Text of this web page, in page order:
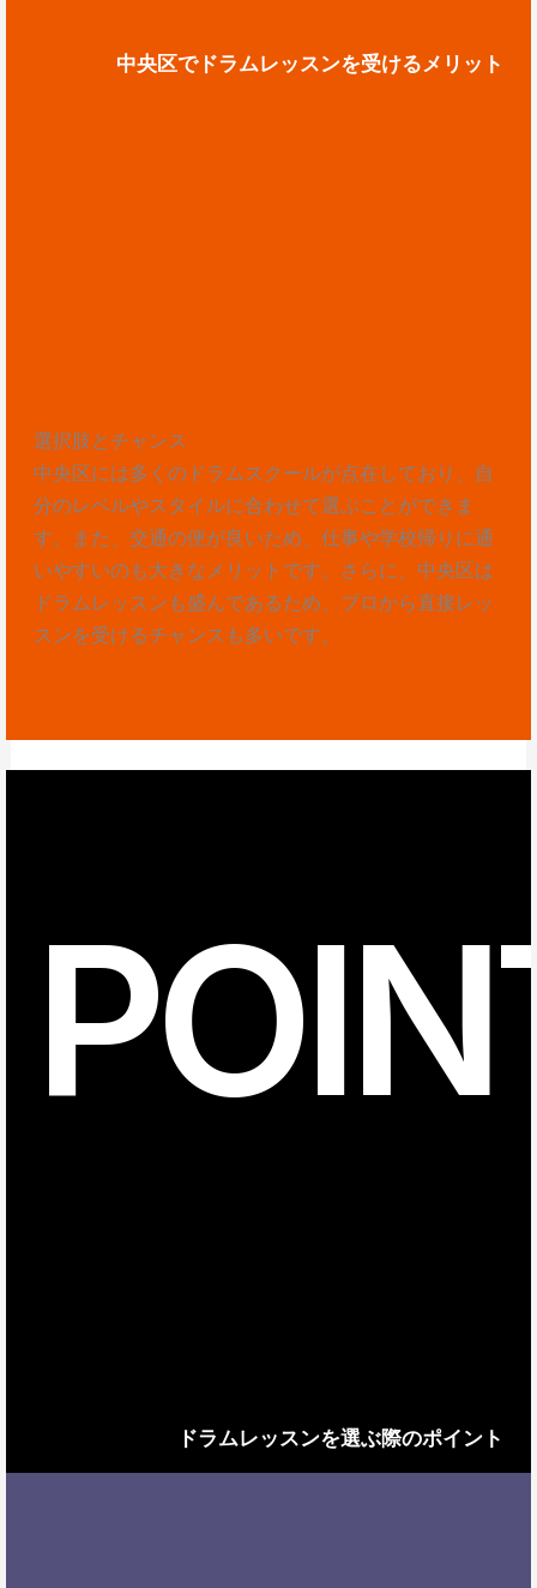
中央区でドラムレッスンを受けるメリット
選択肢とチャンス
中央区には多くのドラムスクールが点在しており、自
分のレベルやスタイルに合わせて選ぶことができま
す。また、交通の便が良いため、仕事や学校帰りに通
いやすいのも大きなメリットです。さらに、中央区は
ドラムレッスンも盛んであるため、プロから直接レッ
スンを受けるチャンスも多いです。
ドラムレッスンを選ぶ際のポイント